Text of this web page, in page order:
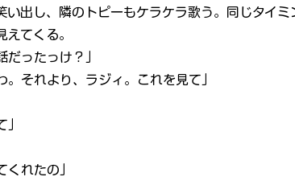
い出し、隣のトピーもケラケラ歌う。同じタイミ
てくる。
ったっけ？」
。それより、ラジィ。これを見て」
」
くれたの」